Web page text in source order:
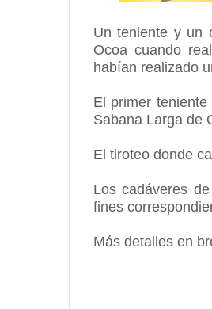
Un teniente y un
Ocoa cuando
habían realizado
El primer
Sabana Larga de
El tiroteo donde
Los cadáveres
fines
Más detalles en